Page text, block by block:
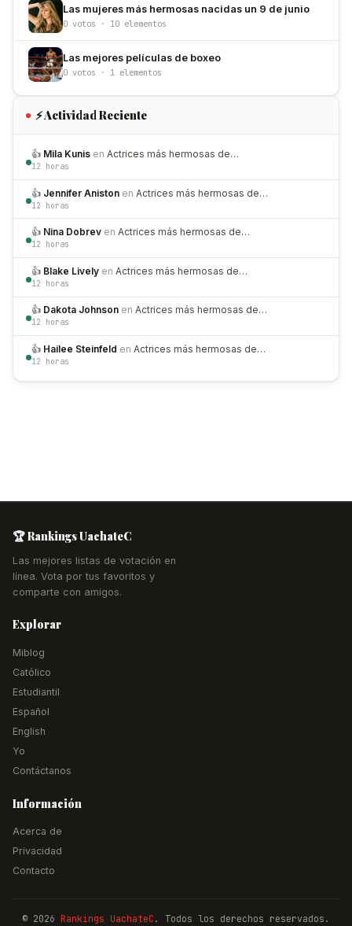
Las mujeres más hermosas nacidas un 9 de junio
0 votos · 10 elementos
Las mejores películas de boxeo
0 votos · 1 elementos
⚡ Actividad Reciente
👍 Mila Kunis en Actrices más hermosas de…
12 horas
👍 Jennifer Aniston en Actrices más hermosas de…
12 horas
👍 Nina Dobrev en Actrices más hermosas de…
12 horas
👍 Blake Lively en Actrices más hermosas de…
12 horas
👍 Dakota Johnson en Actrices más hermosas de…
12 horas
👍 Hailee Steinfeld en Actrices más hermosas de…
12 horas
🏆 Rankings UachateC
Las mejores listas de votación en
línea. Vota por tus favoritos y
comparte con amigos.
Explorar
Miblog
Católico
Estudiantil
Español
English
Yo
Contáctanos
Información
Acerca de
Privacidad
Contacto
© 2026 Rankings UachateC . Todos los derechos reservados.